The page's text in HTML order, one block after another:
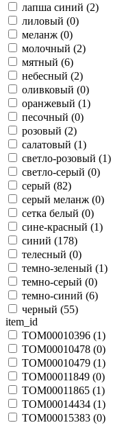
лапша синий (2)
лиловый (0)
меланж (0)
молочный (2)
мятный (6)
небесный (2)
оливковый (0)
оранжевый (1)
песочный (0)
розовый (2)
салатовый (1)
светло-розовый (1)
светло-серый (0)
серый (82)
серый меланж (0)
сетка белый (0)
сине-красный (1)
синий (178)
телесный (0)
темно-зеленый (1)
темно-серый (0)
темно-синий (6)
черный (55)
item_id
TOM00010396 (1)
TOM00010478 (0)
TOM00010479 (1)
TOM00011849 (0)
TOM00011865 (1)
TOM00014434 (1)
TOM00015383 (0)